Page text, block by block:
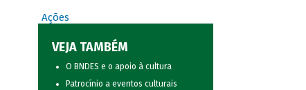
Ações
VEJA TAMBÉM
O BNDES e o apoio à cultura
Patrocínio a eventos culturais